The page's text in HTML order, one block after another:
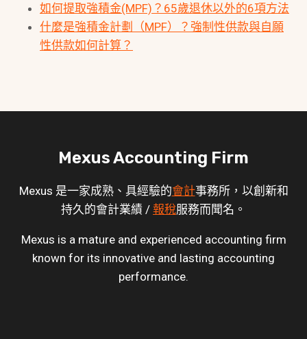
如何提取強積金(MPF)？65歲退休以外的6項方法
什麼是強積金計劃（MPF）？強制性供款與自願
性供款如何計算？
Mexus Accounting Firm
Mexus 是一家成熟、具經驗的會計事務所，以創新和
持久的會計業績 / 報稅服務而聞名。
Mexus is a mature and experienced accounting firm
known for its innovative and lasting accounting
performance.